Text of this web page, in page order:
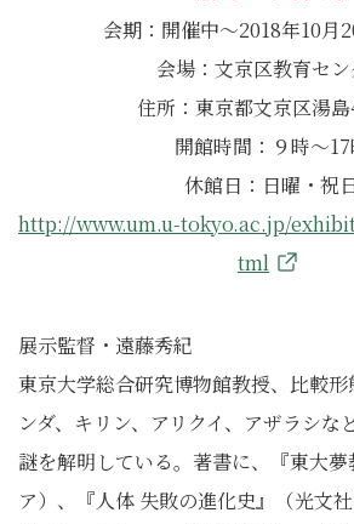
会期：開催中～2018年10月
会場：文京区教育セン
住所：東京都文京区湯
開館時間：９時～
休館日：日曜・祝
http://www.um.u-tokyo.ac.jp/
tml
展示監督・遠藤秀紀
東京大学総合研究博物館教授、比較
ンダ、キリン、アリクイ、アザラシな
謎を解明している。著書に、『東大
ア）、『人体 失敗の進化史』（光文